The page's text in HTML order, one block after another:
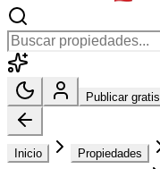
Publicar gratis
Inicio Propiedades